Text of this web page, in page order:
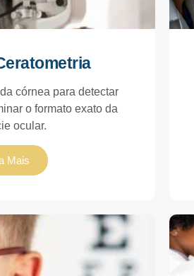
córnea para detectar
o formato exato da
ocular.
Mais